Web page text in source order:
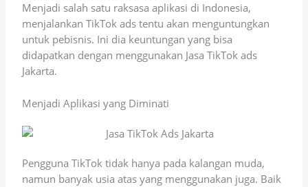
Menjadi salah satu raksasa aplikasi di Indonesia,
menjalankan TikTok ads tentu akan menguntungkan
untuk pebisnis. Ini dia keuntungan yang bisa
didapatkan dengan menggunakan Jasa TikTok ads
Jakarta.
Menjadi Aplikasi yang Diminati
Pengguna TikTok tidak hanya pada kalangan muda,
namun banyak usia atas yang menggunakan juga. Baik